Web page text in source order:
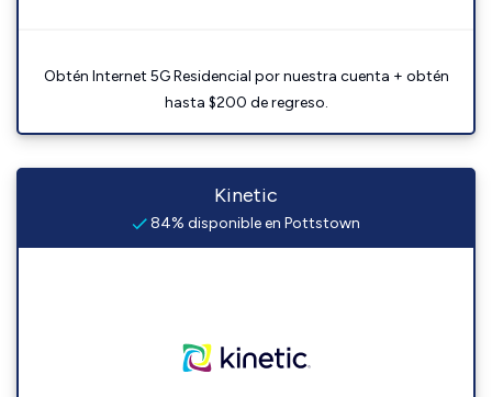
Obtén Internet 5G Residencial por nuestra cuenta + obtén
hasta $200 de regreso.
Kinetic
84% disponible en Pottstown